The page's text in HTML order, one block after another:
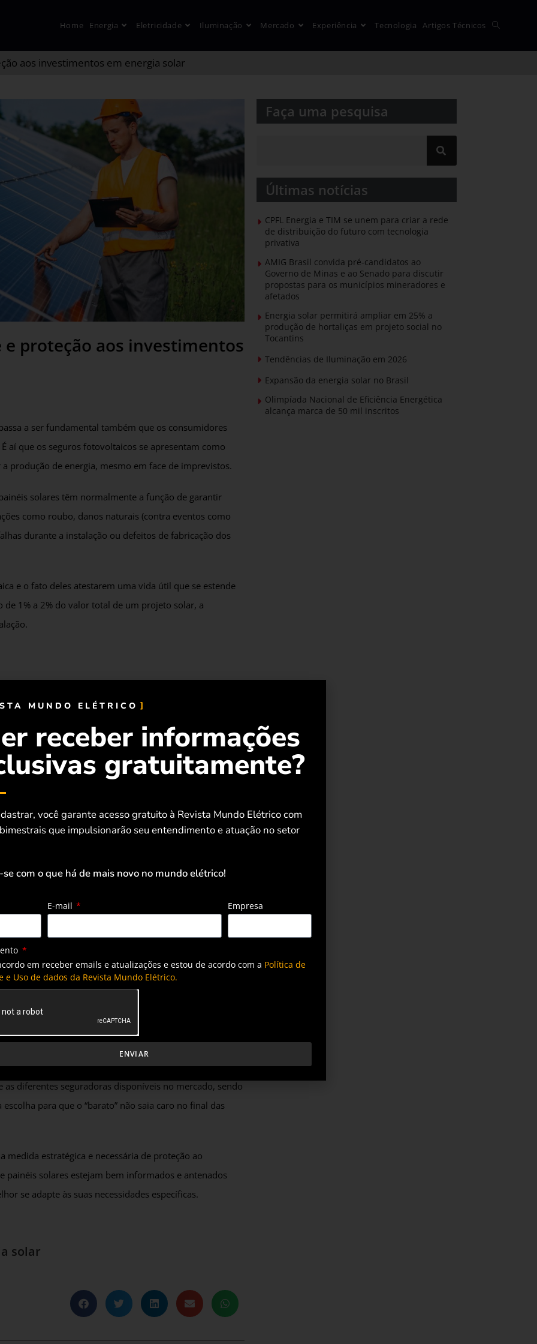
Home Energia Eletricidade Iluminação Mercado Experiência Tecnologia Artigos Técnicos
aos investimentos em energia solar
proteção aos investimentos
a ser fundamental também que os consumidores
aí que os seguros fotovoltaicos se apresentam como
produção de energia, mesmo em face de imprevistos.
solares têm normalmente a função de garantir
como roubo, danos naturais (contra eventos como
durante a instalação ou defeitos de fabricação dos
e o fato deles atestarem uma vida útil que se estende
1% a 2% do valor total de um projeto solar, a
aos usuários, com destaque, obviamente, para a
custos de reparo ou substituição de painéis
Isso porque, em caso de adversidades, o usuário
do equipamento de uma forma rápida,
benefícios indiretos, como a própria valorização do
valor à propriedade, tornando-a mais atraente para
proprietários de sistemas fotovoltaicos. Eles
contra diversos riscos, garantindo a maximização
do produto financeiro. Neste momento é
de cobertura, taxas de contratação, e até mesmo ao
se estendem, até certo ponto, a garantia dos kits
diferentes seguradoras disponíveis no mercado, sendo
para que o “barato” não saia caro no final das
medida estratégica e necessária de proteção ao
solares estejam bem informados e antenados
se adapte às suas necessidades específicas.
solar
Faça uma pesquisa​​
Últimas notícias
CPFL Energia e TIM se unem para criar a rede
de distribuição do futuro com tecnologia
privativa
AMIG Brasil convida pré-candidatos ao
Governo de Minas e ao Senado para discutir
propostas para os municípios mineradores e
afetados
Energia solar permitirá ampliar em 25% a
produção de hortaliças em projeto social no
Tocantins
Tendências de Iluminação em 2026
Expansão da energia solar no Brasil
Olimpíada Nacional de Eficiência Energética
alcança marca de 50 mil inscritos
MUNDO ELÉTRICO
receber informações
gratuitamente?
você garante acesso gratuito à Revista Mundo Elétrico com
que impulsionarão seu entendimento e atuação no setor
se com o que há de mais novo no mundo elétrico!
E-mail Empresa
em receber emails e atualizações e estou de acordo com a Política de
e Uso de dados da Revista Mundo Elétrico.
ENVIAR